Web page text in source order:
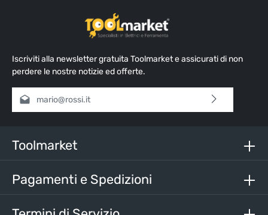
Iscriviti alla newsletter gratuita Toolmarket e assicurati di non
perdere le nostre notizie ed offerte.
Indirizzo e-mail*
nostri termini e condizioni generali
Inserisci i caratteri sopra*
Toolmarket
Pagamenti e Spedizioni